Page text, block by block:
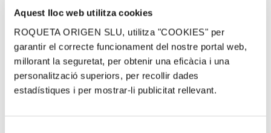
Aquest lloc web utilitza cookies
ROQUETA ORIGEN SLU, utilitza "COOKIES" per
garantir el correcte funcionament del nostre portal web,
millorant la seguretat, per obtenir una eficàcia i una
personalització superiors, per recollir dades
estadístiques i per mostrar-li publicitat rellevant.
Facebook
TwitterPinterestEmail
Related Posts